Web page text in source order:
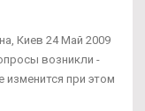
Киев 24 Май 2009
возникли -
при этом